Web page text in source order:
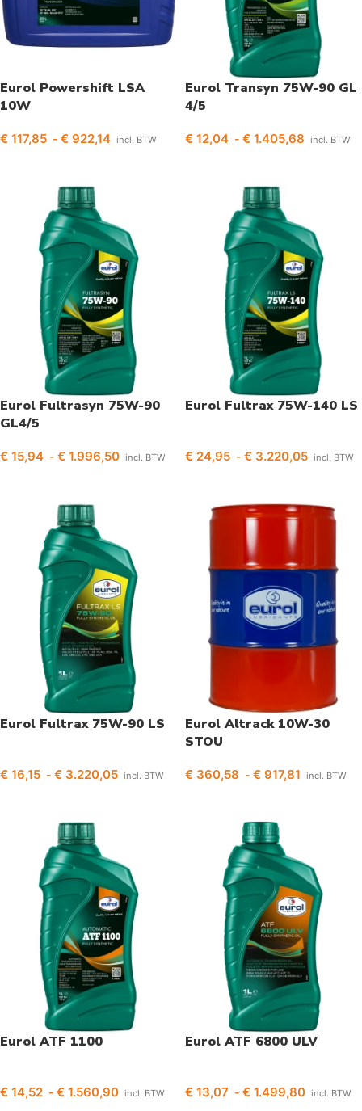
Eurol Powershift LSA
10W
€ 117,85 - € 922,14 incl. BTW
Eurol Transyn 75W-90 GL
4/5
€ 12,04 - € 1.405,68 incl. BTW
Eurol Fultrasyn 75W-90
GL4/5
€ 15,94 - € 1.996,50 incl. BTW
Eurol Fultrax 75W-140 LS
€ 24,95 - € 3.220,05 incl. BTW
Eurol Fultrax 75W-90 LS
€ 16,15 - € 3.220,05 incl. BTW
Eurol Altrack 10W-30
STOU
€ 360,58 - € 917,81 incl. BTW
Eurol ATF 1100
€ 14,52 - € 1.560,90 incl. BTW
Eurol ATF 6800 ULV
€ 13,07 - € 1.499,80 incl. BTW